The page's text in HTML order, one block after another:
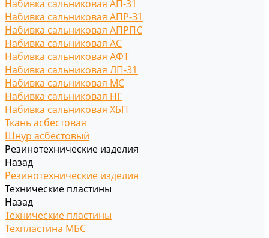
Набивка сальниковая АП-31
Набивка сальниковая АПР-31
Набивка сальниковая АПРПС
Набивка сальниковая АС
Набивка сальниковая АФТ
Набивка сальниковая ЛП-31
Набивка сальниковая МС
Набивка сальниковая НГ
Набивка сальниковая ХБП
Ткань асбестовая
Шнур асбестовый
Резинотехнические изделия
Назад
Резинотехнические изделия
Технические пластины
Назад
Технические пластины
Техпластина МБС